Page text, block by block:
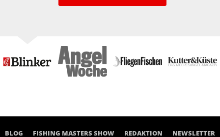
BLOG FISHING MASTERS SHOW REDAKTION NEWSLETTER